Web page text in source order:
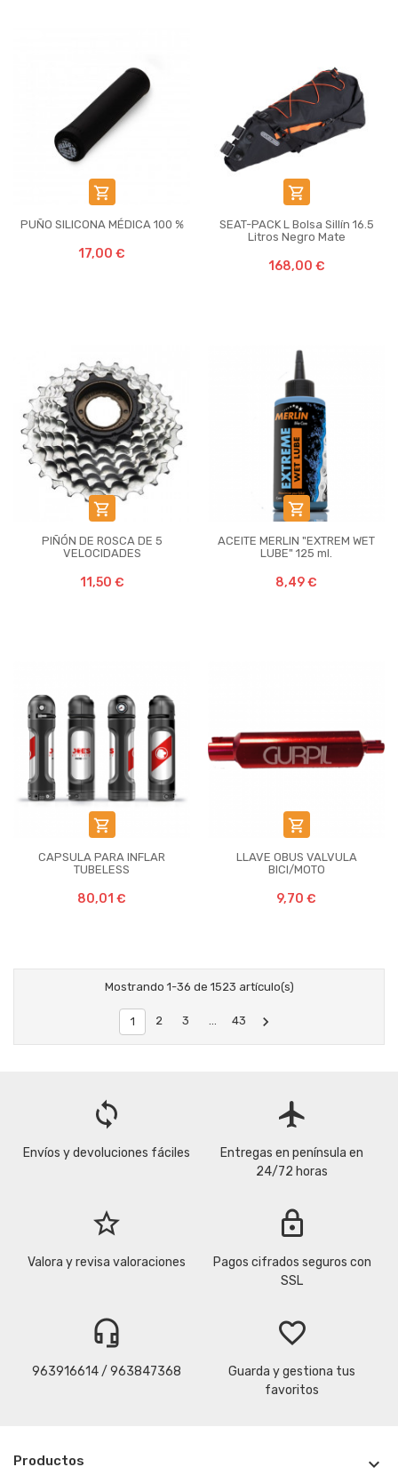

PUÑO SILICONA MÉDICA 100 %
17,00 €

SEAT-PACK L Bolsa Sillín 16.5
Litros Negro Mate
168,00 €

PIÑÓN DE ROSCA DE 5
VELOCIDADES
11,50 €

ACEITE MERLIN "EXTREM WET
LUBE" 125 ml.
8,49 €

CAPSULA PARA INFLAR
TUBELESS
80,01 €

LLAVE OBUS VALVULA
BICI/MOTO
9,70 €
Mostrando 1-36 de 1523 artículo(s)
1 2 3 … 43 
loop
Envíos y devoluciones fáciles
flight
Entregas en península en
24/72 horas
star_border
Valora y revisa valoraciones
lock
Pagos cifrados seguros con
SSL
headset_mic
963916614 / 963847368
favorite_border
Guarda y gestiona tus
favoritos
Productos 